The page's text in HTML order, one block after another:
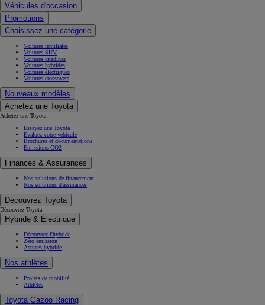
Véhicules d'occasion
Promotions
Choisissez une catégorie
Voitures familiales
Voitures SUV
Voitures citadines
Voitures hybrides
Voitures électriques
Voitures crossovers
Nouveaux modèles
Achetez une Toyota
Achetez une Toyota
Essayez une Toyota
Évaluez votre véhicule
Brochures et documentations
Émissions CO2
Finances & Assurances
Nos solutions de financement
Nos solutions d'assurances
Découvrez Toyota
Découvrez Toyota
Hybride & Électrique
Découvrez l'hybride
Zéro émission
Astuces hybride
Nos athlètes
Projets de mobilité
Athlètes
Toyota Gazoo Racing